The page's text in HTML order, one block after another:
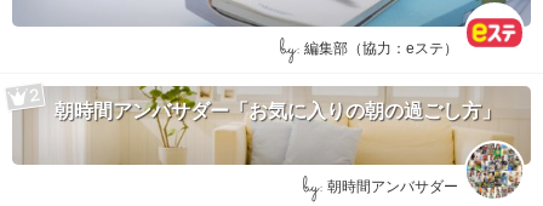
by: 編集部（協力：eステ）
朝時間アンバサダー「お気に入りの朝の過ごし方」
by: 朝時間アンバサダー